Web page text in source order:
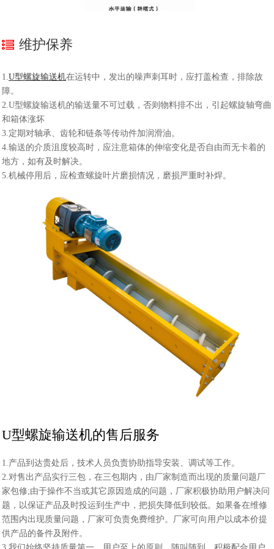
维护保养
1. U型螺旋输送机在运转中，发出的噪声刺耳时，应打盖检查，排除故
障。
2.U型螺旋输送机的输送量不可过载，否则物料排不出，引起螺旋轴弯曲
和箱体涨坏
3.定期对轴承、齿轮和链条等传动件加润滑油。
4.输送的介质沮度较高时，应注意箱体的伸缩变化是否自由而无卡着的
地方，如有及时解决。
5.机械停用后，应检查螺旋叶片磨损情况，磨损严重时补焊。
U型螺旋输送机的售后服务
1.产品到达贵处后，技术人员负责协助指导安装、调试等工作。
2.对售出产品实行三包，在三包期内，由厂家制造而出现的质量问题厂
家包修;由于操作不当或其它原因造成的问题，厂家积极协助用户解决问
题，以保证产品及时投运到生产中，把损失降低到 较低。如果备在维修
范围内出现质量问题，厂家可负责免费维护。厂家可向用户以成本价提
供产品的备件及附件。